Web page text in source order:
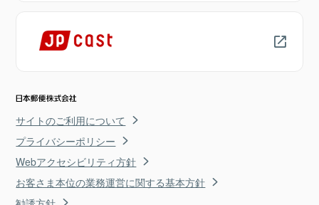
サイトのご利用について
プライバシーポリシー
Webアクセシビリティ方針
お客さま本位の業務運営に関する基本方針